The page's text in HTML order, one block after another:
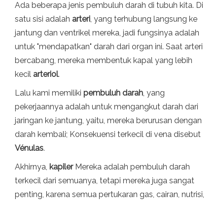
Ada beberapa jenis pembuluh darah di tubuh kita. Di
satu sisi adalah arteri, yang terhubung langsung ke
jantung dan ventrikel mereka, jadi fungsinya adalah
untuk "mendapatkan" darah dari organ ini. Saat arteri
bercabang, mereka membentuk kapal yang lebih
kecil arteriol.
Lalu kami memiliki pembuluh darah, yang
pekerjaannya adalah untuk mengangkut darah dari
jaringan ke jantung, yaitu, mereka berurusan dengan
darah kembali; Konsekuensi terkecil di vena disebut
Vénulas.
Akhirnya, kapiler Mereka adalah pembuluh darah
terkecil dari semuanya, tetapi mereka juga sangat
penting, karena semua pertukaran gas, cairan, nutrisi,